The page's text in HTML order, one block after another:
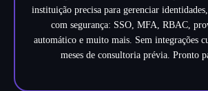
instituição precisa para gerenciar identidades,
com segurança: SSO, MFA, RBAC,
automático e muito mais. Sem integrações
meses de consultoria prévia. Pronto